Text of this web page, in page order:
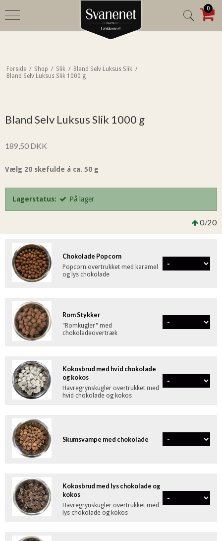
0
Forside / Shop / Slik / Bland Selv Luksus Slik /
Bland Selv Luksus Slik 1000 g
Bland Selv Luksus Slik 1000 g
189,50 DKK
Vælg 20 skefulde á ca. 50 g
Lagerstatus: På lager
0/20
Chokolade Popcorn
Popcorn overtrukket med karamel
og lys chokolade
Rom Stykker
"Romkugler" med
chokoladeovertræk
Kokosbrud med hvid chokolade
og kokos
Havregrynskugler overtrukket med
hvid chokolade og kokos
Skumsvampe med chokolade
Kokosbrud med lys chokolade og
kokos
Havregrynskugler overtrukket med
lys chokolade og kokos